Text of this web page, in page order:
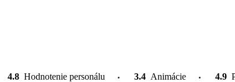
4.8 Hodnotenie personálu 3.4 Animácie 4.9